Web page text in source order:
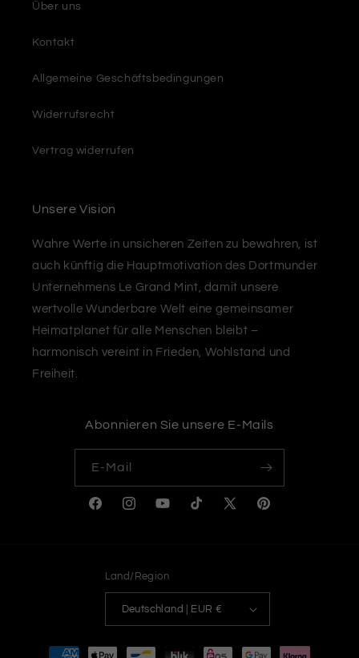
Über uns
Kontakt
Allgemeine Geschäftsbedingungen
Widerrufsrecht
Vertrag widerrufen
Unsere Vision
Wahre Werte in unsicheren Zeiten zu bewahren, ist
auch künftig die Hauptmotivation des Dortmunder
Unternehmens Le Grand Mint, damit unsere
wertvolle Wunderbare Welt eine gemeinsamer
Heimatplanet für alle Menschen bleibt –
harmonisch vereint in Frieden, Wohlstand und
Freiheit.
Abonnieren Sie unsere E-Mails
E-Mail
FacebookInstagramYouTubeTikTok
X
Pinterest
Land/Region
Deutschland | EUR €
Zahlungsmethoden